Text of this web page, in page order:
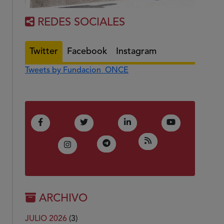
REDES SOCIALES
Twitter Facebook Instagram
Tweets by Fundacion_ONCE
Facebook
(Abre en nueva ventana)
Twitter
(Abre en nueva ventana)
LinkedIn
(Abre en nueva ventana)
Youtube
(Abre en
Instagram
(Abre en nueva ventana)
Telegram
(Abre en nueva ventana)
RSS
(Abre en nueva
ARCHIVO
JULIO 2026 (3)